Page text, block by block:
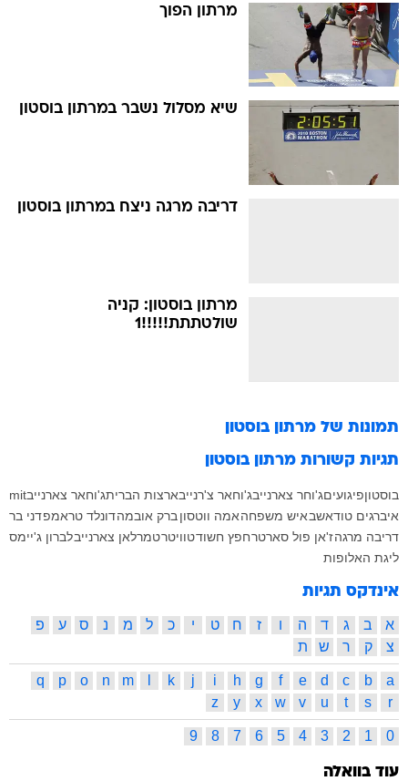
מרתון הפוך
שיא מסלול נשבר במרתון בוסטון
דריבה מרגה ניצח במרתון בוסטון
מרתון בוסטון: קניה
שולטתתת!!!!!1
תמונות של מרתון בוסטון
תגיות קשורות מרתון בוסטון
בוסטוןפיגועיםג'וחר צארנייבג'וחאר צ'רנייבארצות הבריתג'וחאר צארנייבmit
איברגים טודאשבאיש משפחהאמה ווטסוןברק אובמהדונלד טראמפדני בר
דריבה מרגהז'אן פול סארטרחפץ חשודטוויטרטמרלאן צארנייבלברון ג'יימס
ליגת האלופות
אינדקס תגיות
א ב ג ד ה ו ז ח ט י כ ל מ נ ס ע
פ
צ
ק ר ש ת
a
b
c
d
e
f
g
h
i
j
k
m
n
o
p
q
r
s
t
u
v
w
x
y
z
0
1
2
3
4
5
6
7
8
9
עוד בוואלה